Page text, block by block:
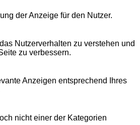
der Anzeige für den Nutzer.
Nutzerverhalten zu verstehen und
zu verbessern.
Anzeigen entsprechend Ihres
nicht einer der Kategorien